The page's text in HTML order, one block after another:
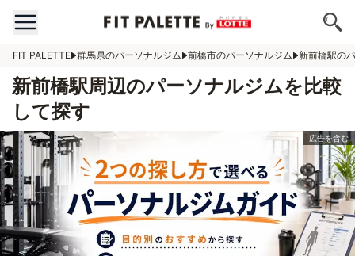
FIT PALETTE 群馬県のパーソナルジム 前橋市のパーソナルジム 新前橋駅の
新前橋駅周辺のパーソナルジムを比較
して探す